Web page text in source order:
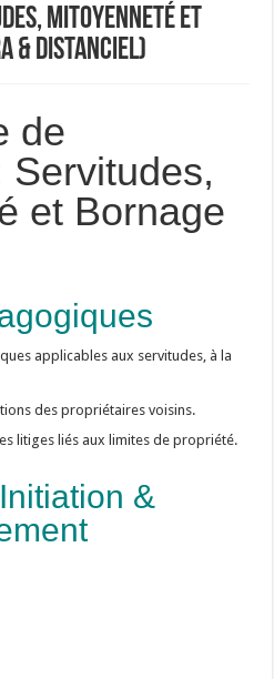
mitoyenneté et
& distanciel)
de
Servitudes,
et Bornage
applicables aux servitudes, à la
des propriétaires voisins.
litiges liés aux limites de propriété.
&